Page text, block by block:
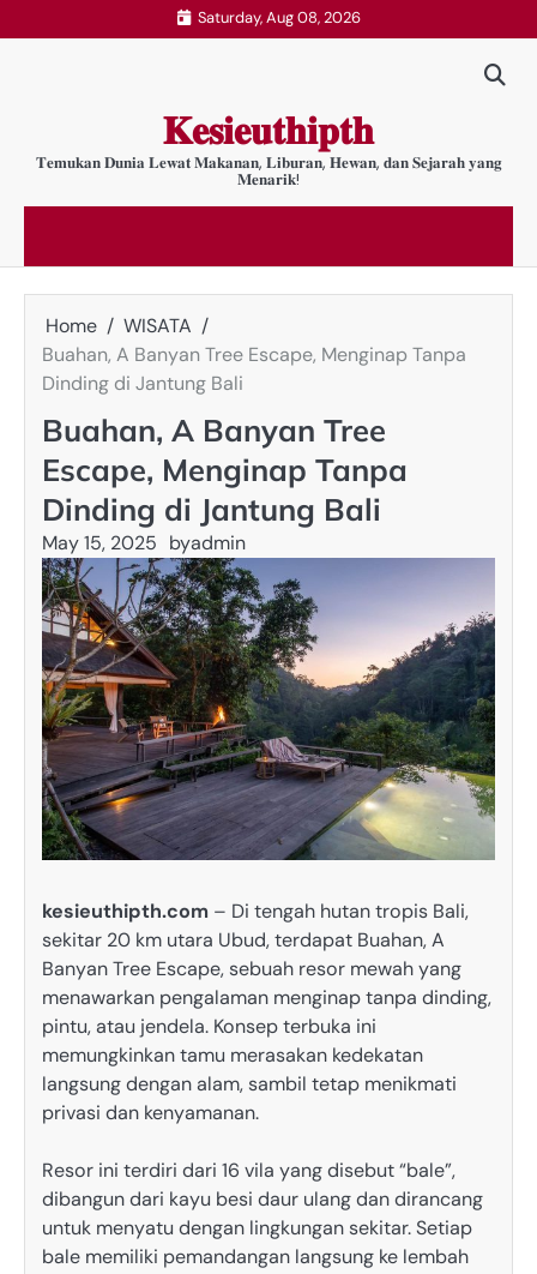
to
Saturday, Aug 08, 2026
𝐊𝐞𝐬𝐢𝐞𝐮𝐭𝐡𝐢𝐩𝐭𝐡
𝐓𝐞𝐦𝐮𝐤𝐚𝐧 𝐃𝐮𝐧𝐢𝐚 𝐋𝐞𝐰𝐚𝐭 𝐌𝐚𝐤𝐚𝐧𝐚𝐧, 𝐋𝐢𝐛𝐮𝐫𝐚𝐧, 𝐇𝐞𝐰𝐚𝐧, 𝐝𝐚𝐧 𝐒𝐞𝐣𝐚𝐫𝐚𝐡 𝐲𝐚𝐧𝐠
𝐌𝐞𝐧𝐚𝐫𝐢𝐤!
Home
WISATA
Buahan, A Banyan Tree Escape, Menginap Tanpa
Dinding di Jantung Bali
Buahan, A Banyan Tree
Escape, Menginap Tanpa
Dinding di Jantung Bali
May 15, 2025 byadmin
kesieuthipth.com – Di tengah hutan tropis Bali,
sekitar 20 km utara Ubud, terdapat Buahan, A
Banyan Tree Escape, sebuah resor mewah yang
menawarkan pengalaman menginap tanpa dinding,
pintu, atau jendela. Konsep terbuka ini
memungkinkan tamu merasakan kedekatan
langsung dengan alam, sambil tetap menikmati
privasi dan kenyamanan.
Resor ini terdiri dari 16 vila yang disebut “bale”,
dibangun dari kayu besi daur ulang dan dirancang
untuk menyatu dengan lingkungan sekitar.Setiap
bale memiliki pemandangan langsung ke lembah